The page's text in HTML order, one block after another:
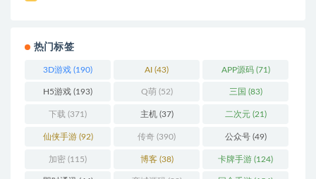
热门标签
3D游戏 (190) AI (43) APP源码(71)
H5游戏 (193) Q萌 (52) 三国 (83)
下载 (371) 主机(37) 二次元(21)
仙侠手游(92) 传奇 (390) 公众号(49)
加密 (115) 博客(38) 卡牌手游 (124)